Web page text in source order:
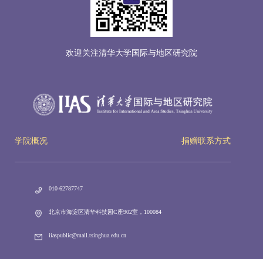
欢迎关注清华大学国际与地区研究院
学院概况 捐赠联系方式
010-62787747
北京市海淀区清华科技园C座902室，100084
iiaspublic@mail.tsinghua.edu.cn